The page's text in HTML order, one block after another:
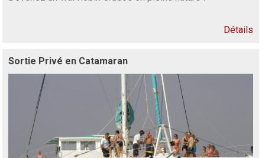
Détails
Sortie Privé en Catamaran